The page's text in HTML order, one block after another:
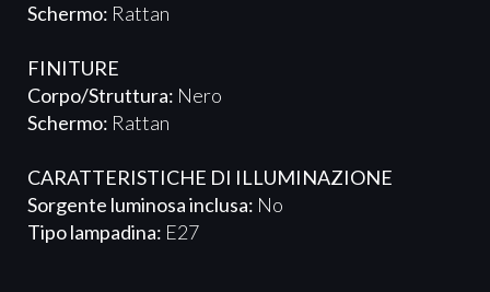
Schermo: Rattan
FINITURE
Corpo/Struttura: Nero
Schermo: Rattan
CARATTERISTICHE DI ILLUMINAZIONE
Sorgente luminosa inclusa: No
Tipo lampadina: E27